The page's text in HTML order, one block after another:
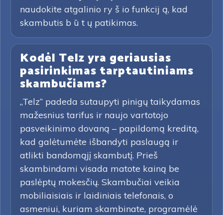
naudokite atgalinio ry š io funkcij ą, kad
skambutis b ū t ų patikimas.
Kodėl Telz yra geriausias
pasirinkimas tarptautiniams
skambučiams?
„Telz“ padeda sutaupyti pinigų taikydamas
mažesnius tarifus ir naujo vartotojo
pasveikinimo dovaną – papildomą kreditą,
kad galėtumėte išbandyti paslaugą ir
atlikti bandomąjį skambutį. Prieš
skambindami visada matote kainą be
paslėptų mokesčių. Skambučiai veikia
mobiliaisiais ir laidiniais telefonais, o
asmeniui, kuriam skambinate, programėlė